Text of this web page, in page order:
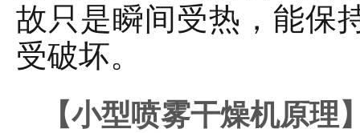
故只是瞬间受热，能保
受破坏。
【小型喷雾干燥机原理